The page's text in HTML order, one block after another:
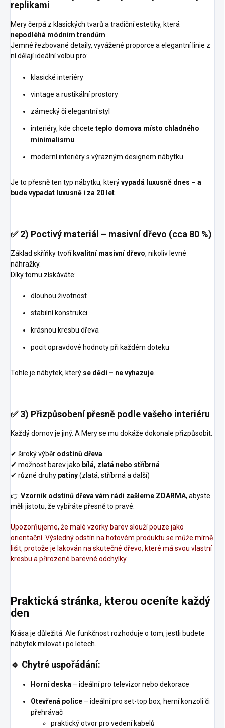
replikami
Mery čerpá z klasických tvarů a tradiční estetiky, která
nepodléhá módním trendům
Jemné řezbované detaily, vyvážené proporce a elegantní linie z
ní dělají ideální volbu pro:
klasické interiéry
vintage a rustikální prostory
zámecký či elegantní styl
interiéry, kde chcete teplo domova místo chladného
minimalismu
moderní interiéry s výrazným designem nábytku
Je to přesně ten typ nábytku, kterývypadá luxusně dnes – a
bude vypadat luxusně i za 20 let
✅2) Poctivý materiál – masivní dřevo (cca 80 %)
Základ skříňky tvoříkvalitní masivní dřevo, nikoliv levné
náhražky.
Díky tomu získáváte:
dlouhou životnost
stabilní konstrukci
krásnou kresbu dřeva
pocit opravdové hodnoty při každém doteku
Tohle je nábytek, který se dědí – ne vyhazuje
✅3) Přizpůsobení přesně podle vašeho interiéru
Každý domov je jiný. A Mery se mu dokáže dokonale přizpůsobit.
✔ široký výběr odstínů dřeva
✔ možnost barev jako bílá, zlatá nebo stříbrná
✔ různé druhy patiny(zlatá, stříbrná a další)
👉Vzorník odstínů dřeva vám rádi zašleme ZDARMA, abyste
měli jistotu, že vybíráte přesně to pravé.
Upozorňujeme, že malé vzorky barev slouží pouze jako
orientační. Výsledný odstín na hotovém produktu se může mírně
lišit, protože je lakován na skutečné dřevo, které má svou vlastní
kresbu a přirozené barevné odchylky.
Praktická stránka, kterou oceníte každý
den
Krása je důležitá. Ale funkčnost rozhoduje o tom, jestli budete
nábytek milovat i po letech.
🔹 Chytré uspořádání:
Horní deska – ideální pro televizor nebo dekorace
Otevřená police – ideální pro set-top box, herní konzoli či
přehrávač
praktický otvor pro vedení kabelů